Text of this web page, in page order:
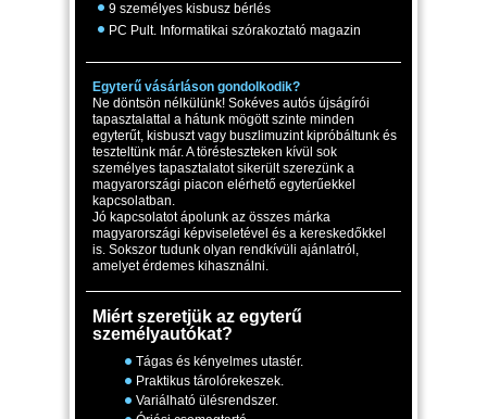
9 személyes kisbusz bérlés
PC Pult. Informatikai szórakoztató magazin
Egyterű vásárláson gondolkodik?
Ne döntsön nélkülünk! Sokéves autós újságírói
tapasztalattal a hátunk mögött szinte minden
egyterűt, kisbuszt vagy buszlimuzint kipróbáltunk és
teszteltünk már. A törésteszteken kívül sok
személyes tapasztalatot sikerült szerezünk a
magyarországi piacon elérhető egyterűekkel
kapcsolatban.
Jó kapcsolatot ápolunk az összes márka
magyarországi képviseletével és a kereskedőkkel
is. Sokszor tudunk olyan rendkívüli ajánlatról,
amelyet érdemes kihasználni.
Miért szeretjük az egyterű
személyautókat?
Tágas és kényelmes utastér.
Praktikus tárolórekeszek.
Variálható ülésrendszer.